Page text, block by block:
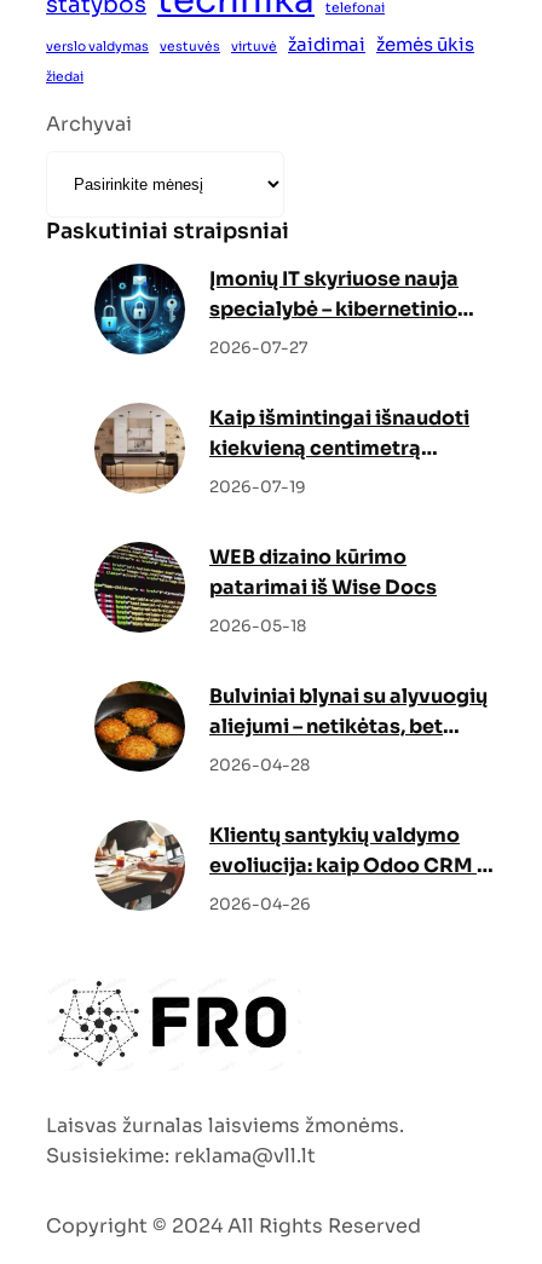
telefonai
verslo valdymas vestuvės virtuvė žaidimai žemės ūkis
žiedai
Archyvai
Paskutiniai straipsniai
Įmonių IT skyriuose nauja
specialybė – kibernetinio
saugumo specialistas
2026-07-27
Kaip išmintingai išnaudoti
kiekvieną centimetrą
mažuose namuose?
2026-07-19
WEB dizaino kūrimo
patarimai iš Wise Docs
2026-05-18
Bulviniai blynai su alyvuogių
aliejumi – netikėtas, bet
genialus sprendimas
2026-04-28
Klientų santykių valdymo
evoliucija: kaip Odoo CRM ir
Odoo partneris keičia verslo
2026-04-26
Laisvas žurnalas laisviems žmonėms.
Susisiekime: reklama@vll.lt
Copyright © 2024 All Rights Reserved